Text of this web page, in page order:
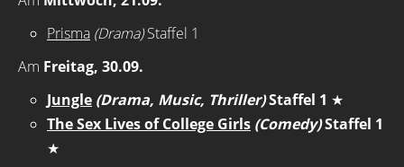
Prisma (Drama)Staffel 1
Am Freitag, 30.09.
Jungle (Drama, Music, Thriller)Staffel 1 ★
The Sex Lives of College Girls (Comedy)Staffel 1
★